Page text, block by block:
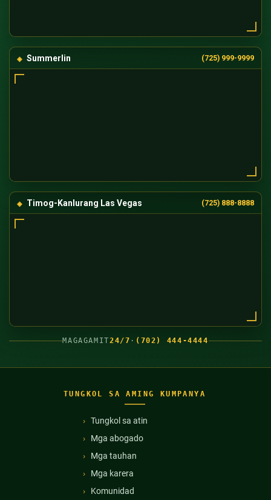
Summerlin (725) 999-9999
Timog-Kanlurang Las Vegas (725) 888-8888
MAGAGAMIT24/7 · (702) 444-4444
TUNGKOL SA AMING KUMPANYA
Tungkol sa atin
Mga abogado
Mga tauhan
Mga karera
Komunidad